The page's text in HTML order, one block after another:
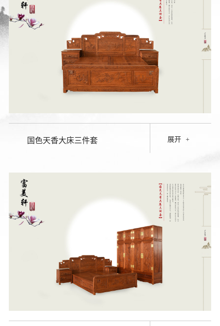
国色天香大床三件套 展开 +